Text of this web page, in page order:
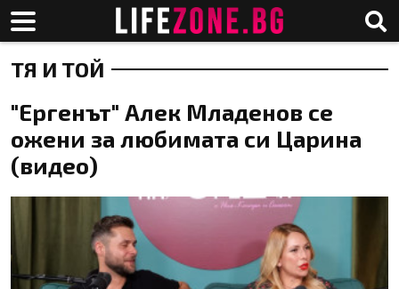
ТЯ И ТОЙ
"Ергенът" Алек Младенов се
ожени за любимата си Царина
(видео)